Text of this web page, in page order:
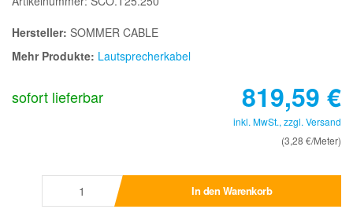
Hersteller: SOMMER CABLE
Mehr Produkte: Lautsprecherkabel
sofort lieferbar 819,59 €
inkl. MwSt., zzgl. Versand
(3,28 €/Meter)
In den Warenkorb